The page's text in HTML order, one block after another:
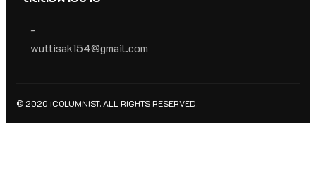
-
wuttisak154@gmail.com
© 2020 ICOLUMNIST. ALL RIGHTS RESERVED.